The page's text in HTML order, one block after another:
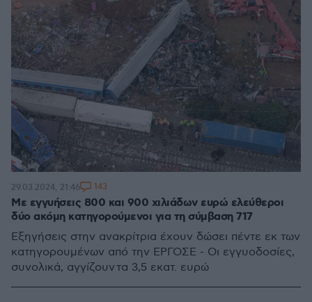
Με εγγυήσεις 800 και 900 χιλιάδων ευρώ ελεύθεροι
δύο ακόμη κατηγορούμενοι για τη σύμβαση 717
Eξηγήσεις στην ανακρίτρια έχουν δώσει πέντε εκ των
κατηγορουμένων από την ΕΡΓΟΣΕ - Οι εγγυοδοσίες,
συνολικά, αγγίζουν τα 3,5 εκατ. ευρώ
29.03.2024, 21:46 143